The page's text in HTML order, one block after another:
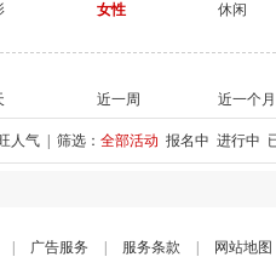
女性
休闲
近一周 近一个月
人气 | 筛选： 全部活动 报名中 进行中
广告服务 服务条款 网站地图